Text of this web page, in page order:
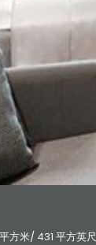
方米/ 431 平方英尺